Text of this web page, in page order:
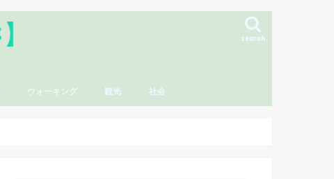
search
ウォーキング 観光 社会